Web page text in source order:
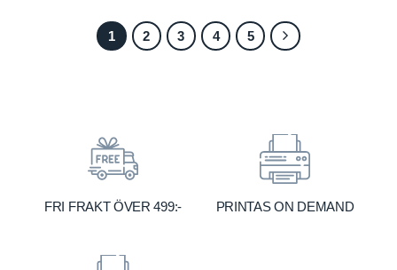
1 2 3 4 5
FRI FRAKT ÖVER 499:- PRINTAS ON DEMAND